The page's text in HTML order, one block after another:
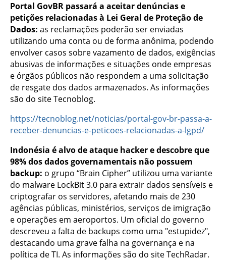
Portal GovBR passará a aceitar denúncias e
petições relacionadas à Lei Geral de Proteção de
Dados: as reclamações poderão ser enviadas
utilizando uma conta ou de forma anônima, podendo
envolver casos sobre vazamento de dados, exigências
abusivas de informações e situações onde empresas
e órgãos públicos não respondem a uma solicitação
de resgate dos dados armazenados. As informações
são do site Tecnoblog.
https://tecnoblog.net/noticias/portal-gov-br-passa-a-
receber-denuncias-e-peticoes-relacionadas-a-lgpd/
Indonésia é alvo de ataque hacker e descobre que
98% dos dados governamentais não possuem
backup: o grupo “Brain Cipher” utilizou uma variante
do malware LockBit 3.0 para extrair dados sensíveis e
criptografar os servidores, afetando mais de 230
agências públicas, ministérios, serviços de imigração
e operações em aeroportos. Um oficial do governo
descreveu a falta de backups como uma "estupidez",
destacando uma grave falha na governança e na
política de TI. As informações são do site TechRadar.